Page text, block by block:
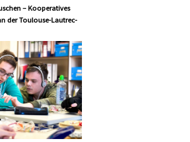
– Kooperatives
der Toulouse-Lautrec-